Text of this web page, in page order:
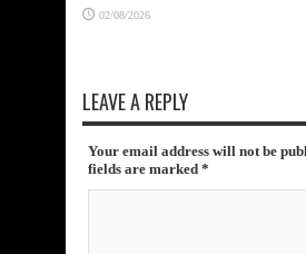
02/08/2026
LEAVE A REPLY
Your email address will not be
fields are marked *